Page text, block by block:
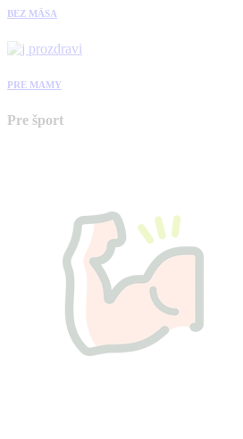
BEZ MÄSA
PRE MAMY
Pre šport